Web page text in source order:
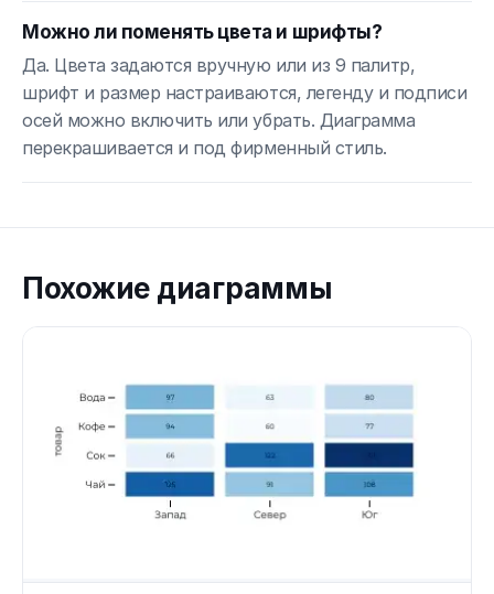
Можно ли поменять цвета и шрифты?
Да. Цвета задаются вручную или из 9 палитр,
шрифт и размер настраиваются, легенду и подписи
осей можно включить или убрать. Диаграмма
перекрашивается и под фирменный стиль.
Похожие диаграммы